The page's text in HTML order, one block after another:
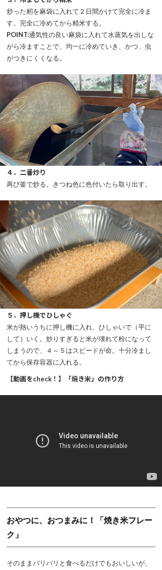
炒った籾を麻袋に入れて２日間かけて完全に冷ま
す。完全に冷めてから精米する。
POINT:通気性の良い麻袋に入れて水蒸気を出しな
がら冷ますことで、均一に冷めていき、かつ、虫
がつきにくくなる。
４．二番炒り
再び釜で炒る。きつね色に色付いたら取り出す。
５．押し機でひしゃぐ
米が熱いうちに押し機に入れ、ひしゃいで（平に
して）いく。炒りすぎると米が壊れて粉になって
しまうので、４～５はスピードが命。十分冷まし
てから保存容器に入れる。
【動画をcheck！】「焼き米」の作り方
おやつに、おつまみに！「焼き米フレー
ク」
そのままバリバリと食べるだけでもおいしいが、